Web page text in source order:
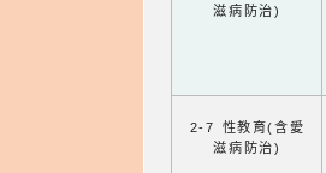
滋病防治)
2-7 性教育(含愛
滋病防治)